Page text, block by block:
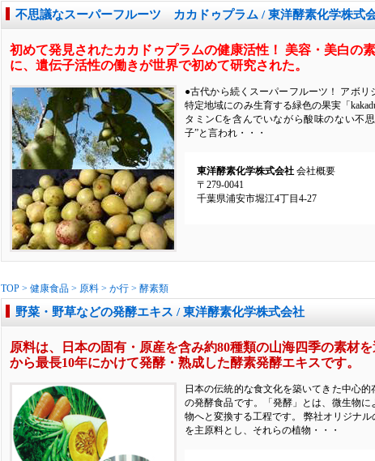
不思議なスーパーフルーツ カカドゥプラム / 東洋酵素化学株式
初めて発見されたカカドゥプラムの健康活性！ 美容・美白の
に、遺伝子活性の働きが世界で初めて研究された。
●古代から続くスーパーフルーツ！ アボ
特定地域にのみ生育する緑色の果実「
タミンCを含んでいながら酸味のない不
子”と言われ・・・
東洋酵素化学株式会社 会社概要
〒279-0041
千葉県浦安市堀江4丁目4-27
TOP > 健康食品 > 原料 > か行 > 酵素類
野菜・野草などの発酵エキス / 東洋酵素化学株式会社
原料は、日本の固有・原産を含み約80種類の山海四季の素材
から最長10年にかけて発酵・熟成した酵素発酵エキスです。
日本の伝統的な食文化を築いてきた中心
の発酵食品です。「発酵」とは、微生物
物へと変換する工程です。 弊社オリジナ
を主原料とし、それらの植物・・・